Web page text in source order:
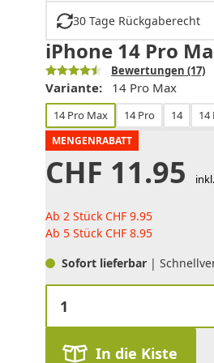
30 Tage Rückgaberecht
iPhone 14 Pro
Bewertungen (17)
Variante: 14 Pro Max
14 Pro Max 14 Pro 14 14
MENGENRABATT
CHF 11.95
Ab 2 Stück CHF 9.95
Ab 5 Stück CHF 8.95
Sofort lieferbar |
In die Kiste